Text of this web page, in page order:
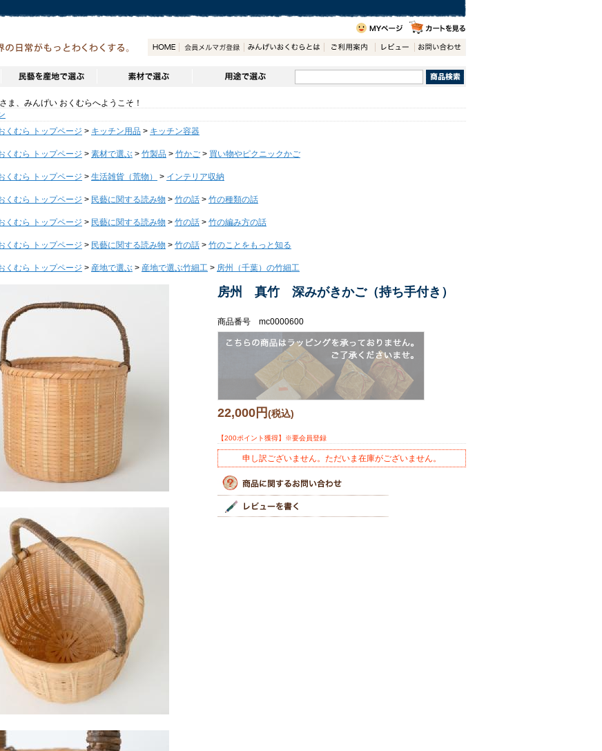
ま、みんげい おくむらへようこそ！
くむら トップページ > キッチン用品 > キッチン容器
くむら トップページ > 素材で選ぶ > 竹製品 > 竹かご > 買い物やピクニックかご
くむら トップページ > 生活雑貨（荒物） > インテリア収納
くむら トップページ > 民藝に関する読み物 > 竹の話 > 竹の種類の話
くむら トップページ > 民藝に関する読み物 > 竹の話 > 竹の編み方の話
くむら トップページ > 民藝に関する読み物 > 竹の話 > 竹のことをもっと知る
くむら トップページ > 産地で選ぶ > 産地で選ぶ竹細工 > 房州（千葉）の竹細工
房州 真竹 深みがきかご（持ち手付き）
商品番号 mc0000600
22,000円(税込)
【200ポイント獲得】※要会員登録
申し訳ございません。ただいま在庫がございません。